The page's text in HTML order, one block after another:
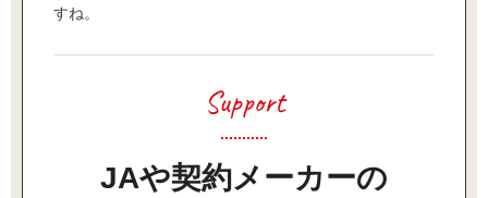
すね。
JAや契約メーカーの